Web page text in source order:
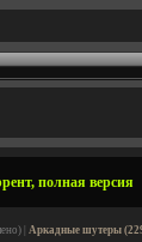
полная версия
| Аркадные шутеры